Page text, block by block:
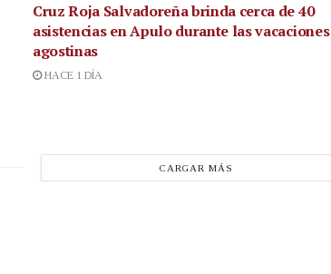
Cruz Roja Salvadoreña brinda cerca de 40
asistencias en Apulo durante las vacaciones
agostinas
HACE 1 DÍA
CARGAR MÁS